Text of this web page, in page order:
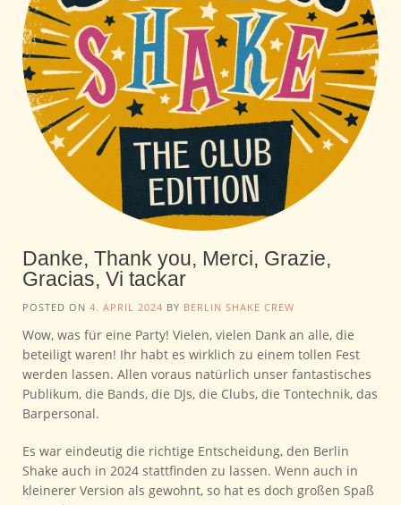
Danke, Thank you, Merci, Grazie,
Gracias, Vi tackar
POSTED ON 4. APRIL 2024 BY BERLIN SHAKE CREW
Wow, was für eine Party! Vielen, vielen Dank an alle, die
beteiligt waren! Ihr habt es wirklich zu einem tollen Fest
werden lassen. Allen voraus natürlich unser fantastisches
Publikum, die Bands, die DJs, die Clubs, die Tontechnik, das
Barpersonal.
Es war eindeutig die richtige Entscheidung, den Berlin
Shake auch in 2024 stattfinden zu lassen. Wenn auch in
kleinerer Version als gewohnt, so hat es doch großen Spaß